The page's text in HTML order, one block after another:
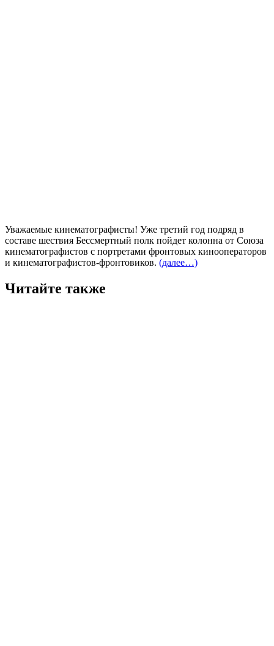
Уважаемые кинематографисты! Уже третий год подряд в
составе шествия Бессмертный полк пойдет колонна от Союза
кинематографистов с портретами фронтовых кинооператоров
и кинематографистов-фронтовиков. (далее…)
Читайте также